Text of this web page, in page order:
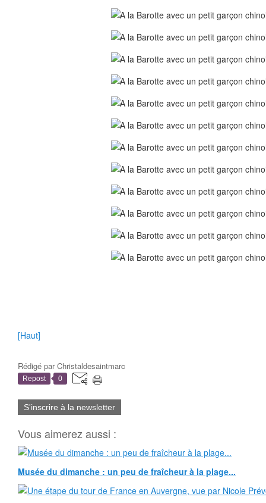
[Haut]
Rédigé parChristaldesaintmarc
Repost 0
S'inscrire à la newsletter
Vous aimerez aussi :
Musée du dimanche : un peu de fraîcheur à la plage...